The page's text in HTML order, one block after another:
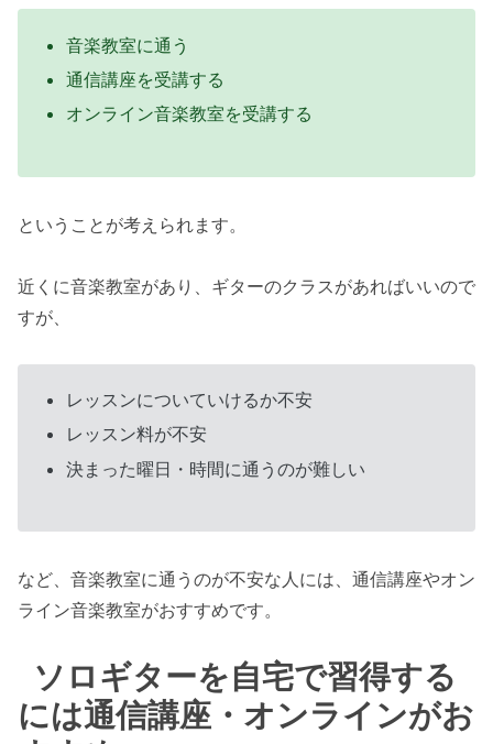
音楽教室に通う
通信講座を受講する
オンライン音楽教室を受講する
ということが考えられます。
近くに音楽教室があり、ギターのクラスがあればいいので
すが、
レッスンについていけるか不安
レッスン料が不安
決まった曜日・時間に通うのが難しい
など、音楽教室に通うのが不安な人には、通信講座やオン
ライン音楽教室がおすすめです。
ソロギターを自宅で習得する
には通信講座・オンラインがお